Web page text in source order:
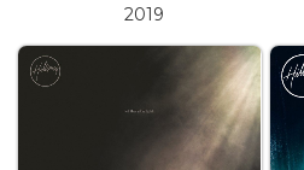
2019